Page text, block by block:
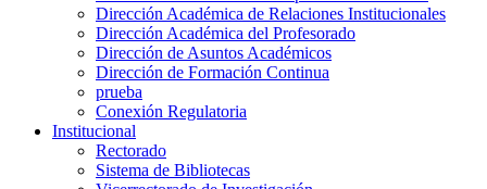
Dirección Académica de Relaciones Institucionales
Dirección Académica del Profesorado
Dirección de Asuntos Académicos
Dirección de Formación Continua
prueba
Conexión Regulatoria
Institucional
Rectorado
Sistema de Bibliotecas